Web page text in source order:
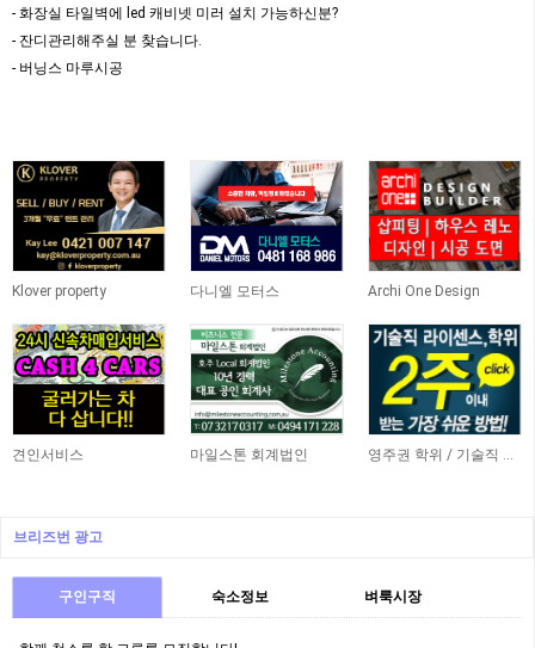
- 화장실 타일벽에 led 캐비넷 미러 설치 가능하신분?
- 잔디관리해주실 분 찾습니다.
- 버닝스 마루시공
Klover property 다니엘 모터스 Archi One Design
견인서비스 마일스톤 회계법인
브리즈번 광고
구인구직 숙소정보 벼룩시장